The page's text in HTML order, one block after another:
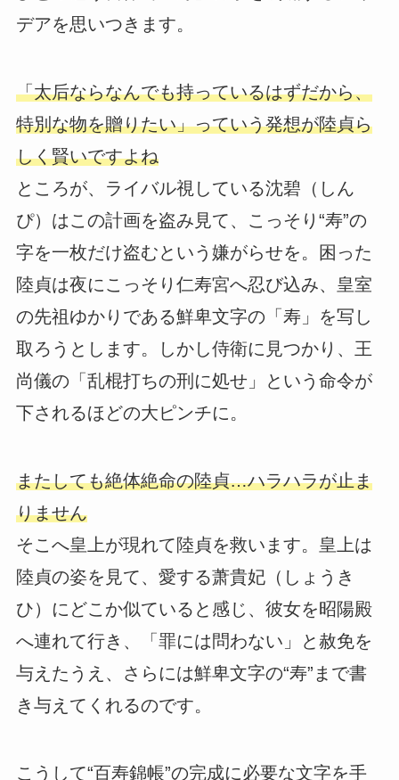
デアを思いつきます。
「太后ならなんでも持っているはずだから、
特別な物を贈りたい」っていう発想が陸貞ら
しく賢いですよね
ところが、ライバル視している沈碧（しん
ぴ）はこの計画を盗み見て、こっそり“寿”の
字を一枚だけ盗むという嫌がらせを。困った
陸貞は夜にこっそり仁寿宮へ忍び込み、皇室
の先祖ゆかりである鮮卑文字の「寿」を写し
取ろうとします。しかし侍衛に見つかり、王
尚儀の「乱棍打ちの刑に処せ」という命令が
下されるほどの大ピンチに。
またしても絶体絶命の陸貞…ハラハラが止ま
りません
そこへ皇上が現れて陸貞を救います。皇上は
陸貞の姿を見て、愛する萧貴妃（しょうき
ひ）にどこか似ていると感じ、彼女を昭陽殿
へ連れて行き、「罪には問わない」と赦免を
与えたうえ、さらには鮮卑文字の“寿”まで書
き与えてくれるのです。
こうして“百寿錦帳”の完成に必要な文字を手